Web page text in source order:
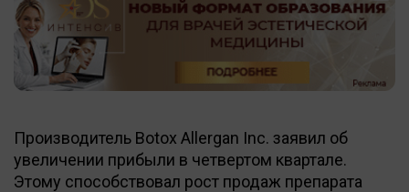
Производитель Botox Allergan Inc. заявил об
увеличении прибыли в четвертом квартале.
Этому способствовал рост продаж препарата